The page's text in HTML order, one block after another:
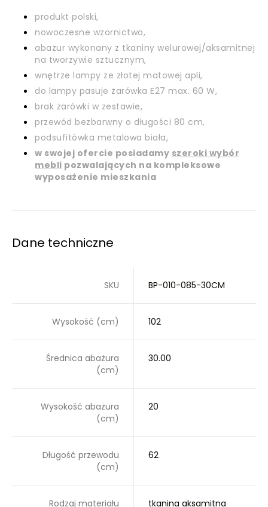
produkt polski,
nowoczesne wzornictwo,
abażur wykonany z tkaniny welurowej/aksamitnej
na tworzywie sztucznym,
wnętrze lampy ze złotej matowej apli,
do lampy pasuje żarówka E27 max. 60 W,
brak żarówki w zestawie,
przewód bezbarwny o długości 80 cm,
podsufitówka metalowa biała,
w swojej ofercie posiadamy szeroki wybór
mebli pozwalających na kompleksowe
wyposażenie mieszkania
Dane techniczne
SKU BP-010-085-30CM
Wysokość (cm) 102
Średnica abażura
(cm)
30.00
Wysokość abażura
(cm)
20
Długość przewodu
(cm)
62
Rodzaj materiału tkanina aksamitna